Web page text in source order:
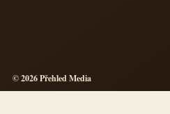
© 2026 Přehled Media